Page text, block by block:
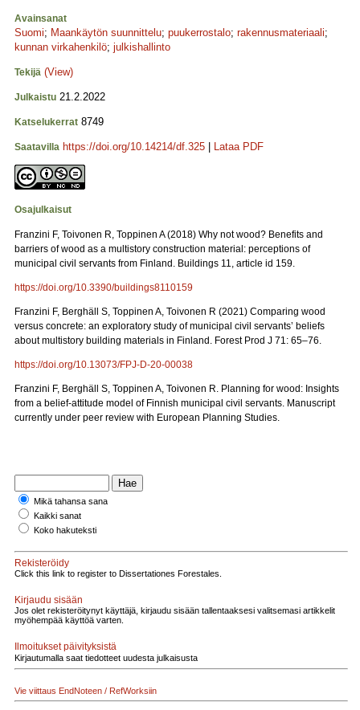
Avainsanat
Suomi; Maankäytön suunnittelu; puukerrostalo; rakennusmateriaali;
kunnan virkahenkilö; julkishallinto
Tekijä (View)
Julkaistu 21.2.2022
Katselukerrat 8749
Saatavilla https://doi.org/10.14214/df.325 Lataa PDF
Osajulkaisut
Franzini F, Toivonen R, Toppinen A (2018) Why not wood? Benefits and
barriers of wood as a multistory construction material: perceptions of
municipal civil servants from Finland. Buildings 11, article id 159.
https://doi.org/10.3390/buildings8110159
Franzini F, Berghäll S, Toppinen A, Toivonen R (2021) Comparing wood
versus concrete: an exploratory study of municipal civil servants’ beliefs
about multistory building materials in Finland. Forest Prod J 71: 65–76.
https://doi.org/10.13073/FPJ-D-20-00038
Franzini F, Berghäll S, Toppinen A, Toivonen R. Planning for wood: Insights
from a belief-attitude model of Finnish municipal civil servants. Manuscript
currently under peer review with European Planning Studies.
Mikä tahansa sana
Kaikki sanat
Koko hakuteksti
Rekisteröidy
Click this link to register to Dissertationes Forestales.
Kirjaudu sisään
Jos olet rekisteröitynyt käyttäjä, kirjaudu sisään tallentaaksesi valitsemasi artikkelit
myöhempää käyttöä varten.
Ilmoitukset päivityksistä
Kirjautumalla saat tiedotteet uudesta julkaisusta
Vie viittaus EndNoteen / RefWorksiin